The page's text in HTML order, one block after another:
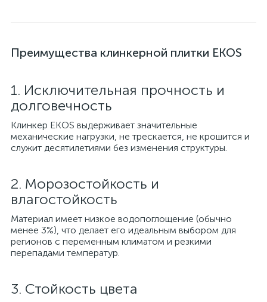
Преимущества клинкерной плитки EKOS
1. Исключительная прочность и
долговечность
Клинкер EKOS выдерживает значительные
механические нагрузки, не трескается, не крошится и
служит десятилетиями без изменения структуры.
2. Морозостойкость и
влагостойкость
Материал имеет низкое водопоглощение (обычно
менее 3%), что делает его идеальным выбором для
регионов с переменным климатом и резкими
перепадами температур.
3. Стойкость цвета